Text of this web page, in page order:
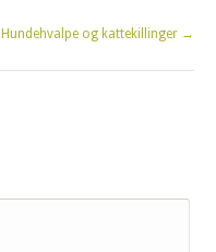
Hundehvalpe og kattekillinger →